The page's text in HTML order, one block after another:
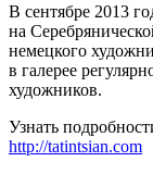
В сентябре 2013
на
немецкого
в галерее
художников.
Узнать
http://tatintsian.com